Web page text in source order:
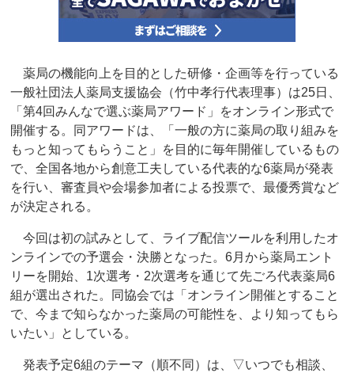
薬局の機能向上を目的とした研修・企画等を行っている
一般社団法人薬局支援協会（竹中孝行代表理事）は25日、
「第4回みんなで選ぶ薬局アワード」をオンライン形式で
開催する。同アワードは、「一般の方に薬局の取り組みを
もっと知ってもらうこと」を目的に毎年開催しているもの
で、全国各地から創意工夫している代表的な6薬局が発表
を行い、審査員や会場参加者による投票で、最優秀賞など
が決定される。
今回は初の試みとして、ライブ配信ツールを利用したオ
ンラインでの予選会・決勝となった。6月から薬局エント
リーを開始、1次選考・2次選考を通じて先ごろ代表薬局6
組が選出された。同協会では「オンライン開催とすること
で、今まで知らなかった薬局の可能性を、より知ってもら
いたい」としている。
発表予定6組のテーマ（順不同）は、▽いつでも相談、